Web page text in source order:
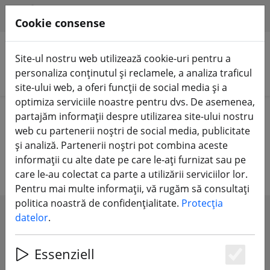
Căutare produse
Home Magazin DJI Sistem DJI FPV HD
Sistem DJI FPV HD
Cookie consense
Site-ul nostru web utilizează cookie-uri pentru a
personaliza conținutul și reclamele, a analiza traficul
site-ului web, a oferi funcții de social media și a
optimiza serviciile noastre pentru dvs. De asemenea,
partajăm informații despre utilizarea site-ului nostru
web cu partenerii noștri de social media, publicitate
și analiză. Partenerii noștri pot combina aceste
informații cu alte date pe care le-ați furnizat sau pe
care le-au colectat ca parte a utilizării serviciilor lor.
Pentru mai multe informații, vă rugăm să consultați
politica noastră de confidențialitate. Protecția
datelor.
Essenziell